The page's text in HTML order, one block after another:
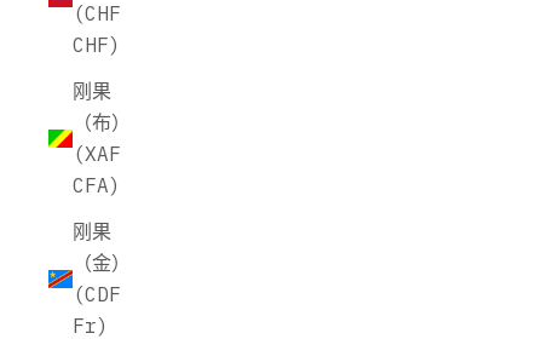
(CHF
CHF)
刚果
（布）
(XAF
CFA)
刚果
（金）
(CDF
Fr)